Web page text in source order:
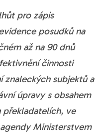
pro zápis
posudků na
až na 90 dnů
činnosti
subjektů a
úpravy s obsahem
překladatelích, ve
Ministerstvem